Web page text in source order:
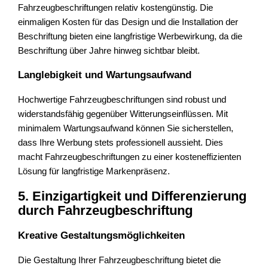
Fahrzeugbeschriftungen relativ kostengünstig. Die
einmaligen Kosten für das Design und die Installation der
Beschriftung bieten eine langfristige Werbewirkung, da die
Beschriftung über Jahre hinweg sichtbar bleibt.
Langlebigkeit und Wartungsaufwand
Hochwertige Fahrzeugbeschriftungen sind robust und
widerstandsfähig gegenüber Witterungseinflüssen. Mit
minimalem Wartungsaufwand können Sie sicherstellen,
dass Ihre Werbung stets professionell aussieht. Dies
macht Fahrzeugbeschriftungen zu einer kosteneffizienten
Lösung für langfristige Markenpräsenz.
5. Einzigartigkeit und Differenzierung
durch Fahrzeugbeschriftung
Kreative Gestaltungsmöglichkeiten
Die Gestaltung Ihrer Fahrzeugbeschriftung bietet die